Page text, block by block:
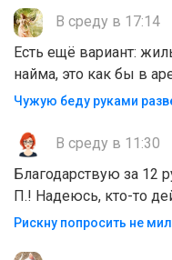
В среду в 17:14
Есть ещё вариант:
найма, это как бы в
Чужую беду руками
В среду в 11:30
Благодарствую за 12
П.! Надеюсь, кто-то
Рискну попросить не